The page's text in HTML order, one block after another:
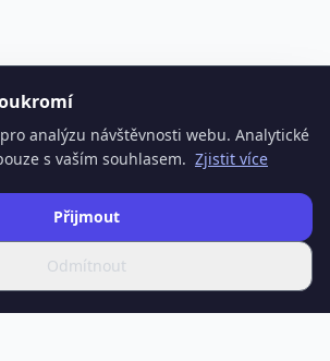
analýzu návštěvnosti webu. Analytické
s vaším souhlasem. Zjistit více
Odmítnout
Přijmout